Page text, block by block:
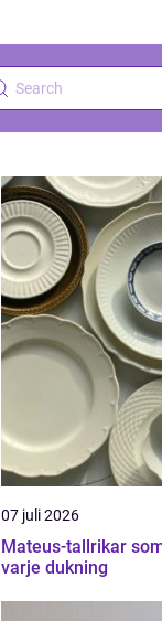
07 juli 2026
Mateus-tallrikar
varje dukning